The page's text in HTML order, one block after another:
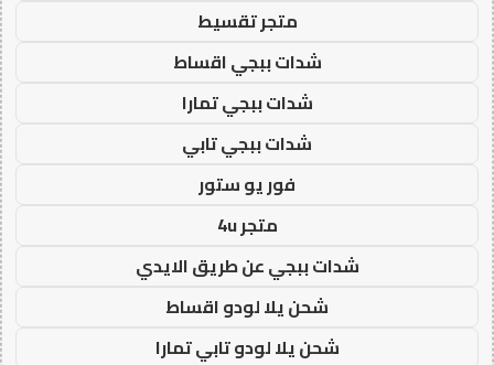
متجر تقسيط
شدات ببجي اقساط
شدات ببجي تمارا
شدات ببجي تابي
فور يو ستور
متجر 4u
شدات ببجي عن طريق الايدي
شحن يلا لودو اقساط
شحن يلا لودو تابي تمارا